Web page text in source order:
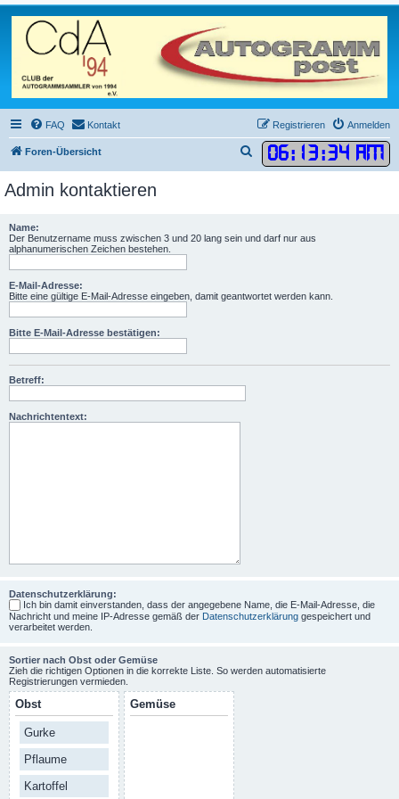
FAQ Kontakt Anmelden
Registrieren
Foren-Übersicht 06: 13:34 AM
u
e
Admin kontaktieren
Name:
Der Benutzername muss zwischen 3 und 20 lang sein und darf nur aus
alphanumerischen Zeichen bestehen.
E-Mail-Adresse:
Bitte eine gültige E-Mail-Adresse eingeben, damit geantwortet werden kann.
Bitte E-Mail-Adresse bestätigen:
Betreff:
Nachrichtentext:
Datenschutzerklärung:
Ich bin damit einverstanden, dass der angegebene Name, die E-Mail-Adresse, die
Nachricht und meine IP-Adresse gemäß der Datenschutzerklärung gespeichert und
verarbeitet werden.
Sortier nach Obst oder Gemüse
Zieh die richtigen Optionen in die korrekte Liste. So werden automatisierte
Registrierungen vermieden.
Obst
Gurke
Pflaume
Kartoffel
Gemüse